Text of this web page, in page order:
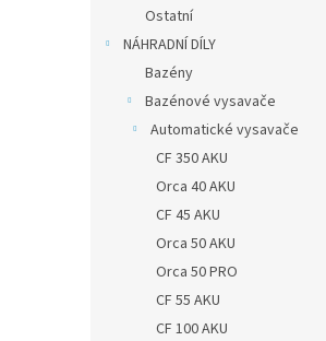
Ostatní
NÁHRADNÍ DÍLY
Bazény
Bazénové vysavače
Automatické vysavače
CF 350 AKU
Orca 40 AKU
CF 45 AKU
Orca 50 AKU
Orca 50 PRO
CF 55 AKU
CF 100 AKU